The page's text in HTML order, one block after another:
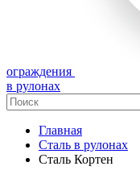
ограждения
в рулонах
Главная
Сталь в рулонах
Сталь Кортен